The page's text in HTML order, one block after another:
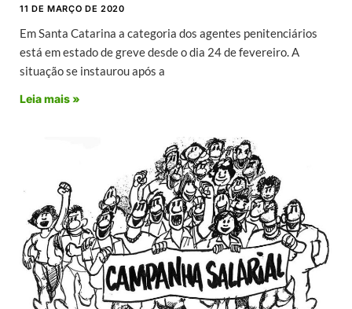
11 DE MARÇO DE 2020
Em Santa Catarina a categoria dos agentes penitenciários
está em estado de greve desde o dia 24 de fevereiro. A
situação se instaurou após a
Leia mais »